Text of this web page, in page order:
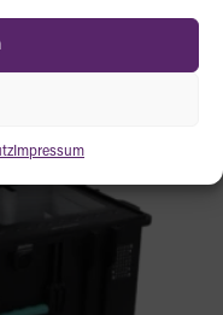
Impressum